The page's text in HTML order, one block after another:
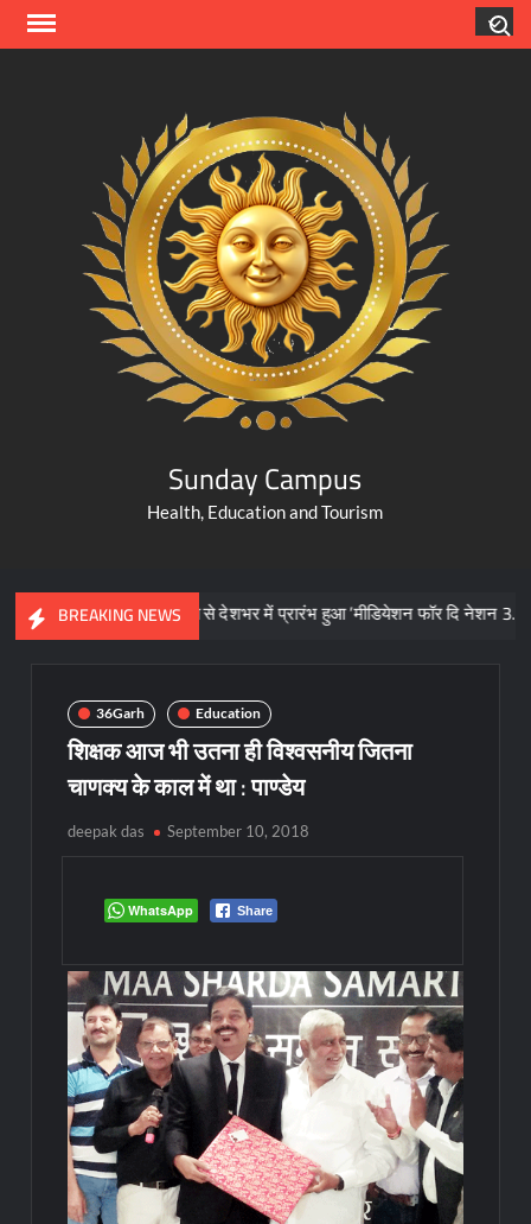
Skip
Sunday Campus
Health, Education and Tourism
BREAKING NEWS
1 अगस्त से देशभर में प्रारंभ हुआ ’मीडियेशन फॉर दि नेशन 3.0’ अभियान
36Garh Education
शिक्षक आज भी उतना ही विश्वसनीय जितना
चाणक्य के काल में था : पाण्डेय
deepak das September 10, 2018
WhatsApp Share